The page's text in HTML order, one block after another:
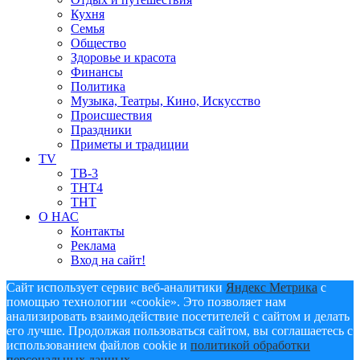
Кухня
Семья
Общество
Здоровье и красота
Финансы
Политика
Музыка, Театры, Кино, Искусство
Происшествия
Праздники
Приметы и традиции
TV
ТВ-3
ТНТ4
ТНТ
О НАС
Контакты
Реклама
Вход на сайт!
Сайт использует сервис веб-аналитики Яндекс Метрика с
помощью технологии «cookie». Это позволяет нам
анализировать взаимодействие посетителей с сайтом и делать
его лучше. Продолжая пользоваться сайтом, вы соглашаетесь с
использованием файлов cookie и политикой обработки